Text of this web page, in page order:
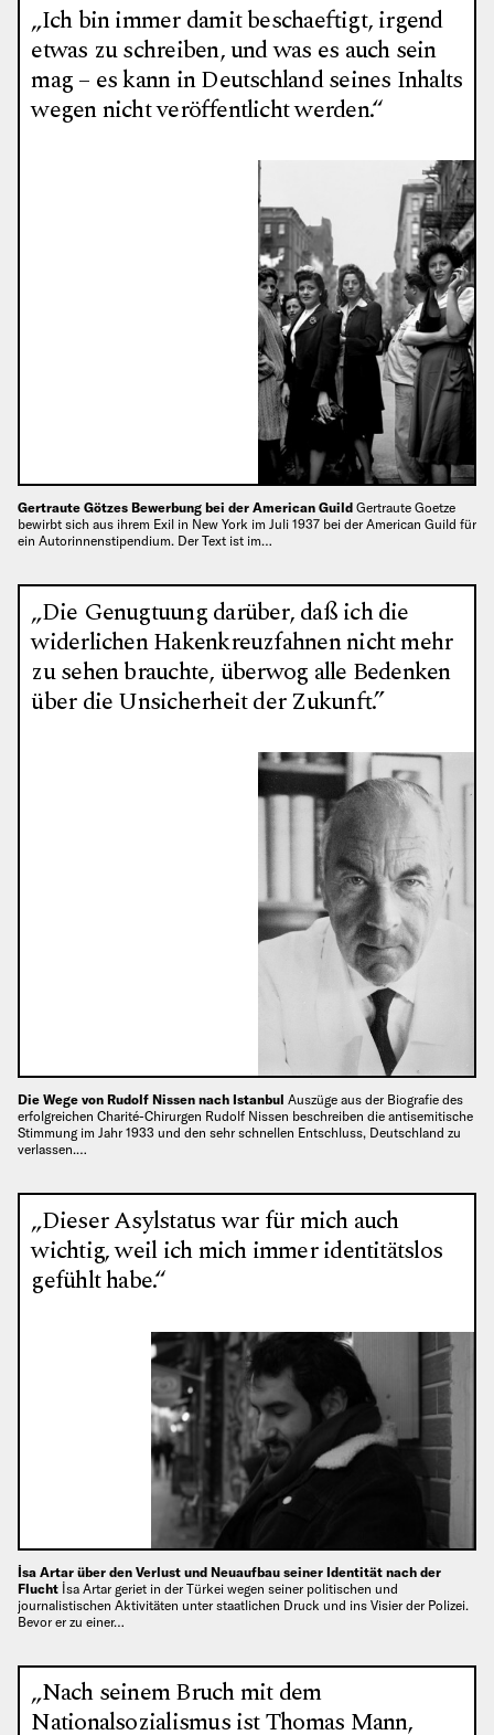
„Ich bin immer damit beschaeftigt, irgend
etwas zu schreiben, und was es auch sein
mag – es kann in Deutschland seines Inhalts
wegen nicht veröffentlicht werden.“
Gertraute Götzes Bewerbung bei der American Guild Gertraute Goetze
bewirbt sich aus ihrem Exil in New York im Juli 1937 bei der American Guild für
ein Autorinnenstipendium. Der Text ist im…
„Die Genugtuung darüber, daß ich die
widerlichen Hakenkreuzfahnen nicht mehr
zu sehen brauchte, überwog alle Bedenken
über die Unsicherheit der Zukunft.”
Die Wege von Rudolf Nissen nach Istanbul Auszüge aus der Biografie des
erfolgreichen Charité-Chirurgen Rudolf Nissen beschreiben die antisemitische
Stimmung im Jahr 1933 und den sehr schnellen Entschluss, Deutschland zu
verlassen.…
„Dieser Asylstatus war für mich auch
wichtig, weil ich mich immer identitätslos
gefühlt habe.“
İsa Artar über den Verlust und Neuaufbau seiner Identität nach der
Flucht İsa Artar geriet in der Türkei wegen seiner politischen und
journalistischen Aktivitäten unter staatlichen Druck und ins Visier der Polizei.
Bevor er zu einer…
„Nach seinem Bruch mit dem
Nationalsozialismus ist Thomas Mann,